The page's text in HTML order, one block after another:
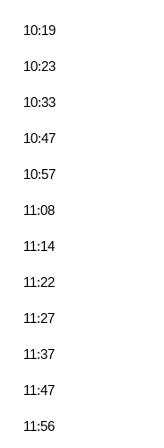
10:19
10:23
10:33
10:47
10:57
11:08
11:14
11:22
11:27
11:37
11:47
11:56